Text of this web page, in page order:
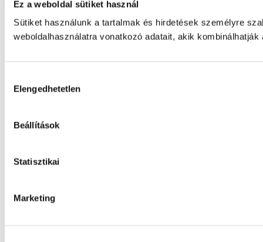
Ez a weboldal sütiket használ
Sütiket használunk a tartalmak és hirdetések személyre
weboldalhasználatra vonatkozó adatait, akik
kiválasztása
Elengedhetetlen
Beállítások
Statisztikai
Marketing